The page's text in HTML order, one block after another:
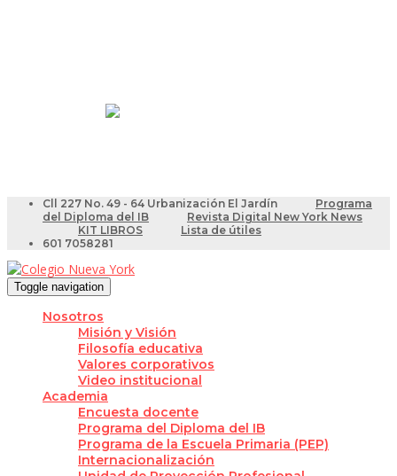
Cll 227 No. 49 - 64 Urbanización El Jardín
Programa
del Diploma del IB
Revista Digital New York News
KIT LIBROS
Lista de útiles
601 7058281
Toggle navigation
Nosotros
Misión y Visión
Filosofía educativa
Valores corporativos
Video institucional
Academia
Encuesta docente
Programa del Diploma del IB
Programa de la Escuela Primaria (PEP)
Internacionalización